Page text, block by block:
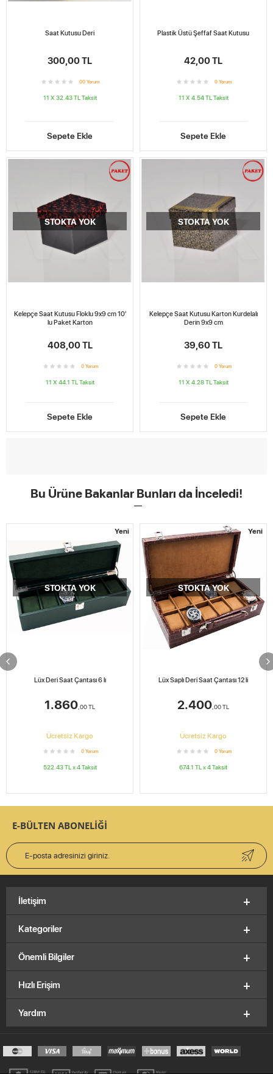
Saat Kutusu Deri
300,00 TL
00 Yorum
11 X 32.43 TL Taksit
Sepete Ekle
Plastik Üstü Şeffaf Saat Kutusu
42,00 TL
0 Yorum
11 X 4.54 TL Taksit
Sepete Ekle
STOKTA YOK
Kelepçe Saat Kutusu Floklu 9x9 cm 10'
lu Paket Karton
408,00 TL
0 Yorum
11 X 44.1 TL Taksit
Sepete Ekle
STOKTA YOK
Kelepçe Saat Kutusu Karton Kurdelalı
Derin 9x9 cm
39,60 TL
0 Yorum
11 X 4.28 TL Taksit
Sepete Ekle
Bu Ürüne Bakanlar Bunları da İnceledi!
Yeni
STOKTA YOK
Lüx Deri Saat Çantası 6 lı
1.860,00TL
Ücretsiz Kargo
0 Yorum
522.43TL x4Taksit
Yeni
STOKTA YOK
Lüx Saplı Deri Saat Çantası 12 li
2.400,00TL
Ücretsiz Kargo
0 Yorum
674.1 TL x4Taksit
E-BÜLTEN ABONELİĞİ
Kategoriler
Önemli Bilgiler
Hızlı Erişim
Yardım
İletişim